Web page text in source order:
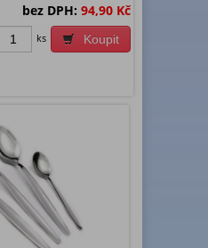
bez DPH: 94,90 Kč
Koupit
ks